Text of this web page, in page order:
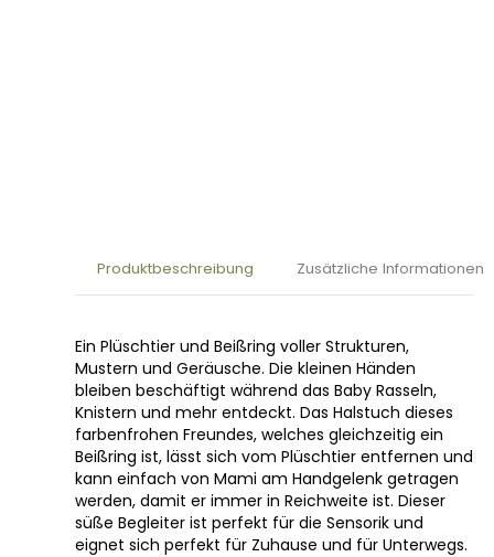
Produktbeschreibung Zusätzliche Informationen
Ein Plüschtier und Beißring voller Strukturen,
Mustern und Geräusche. Die kleinen Händen
bleiben beschäftigt während das Baby Rasseln,
Knistern und mehr entdeckt. Das Halstuch dieses
farbenfrohen Freundes, welches gleichzeitig ein
Beißring ist, lässt sich vom Plüschtier entfernen und
kann einfach von Mami am Handgelenk getragen
werden, damit er immer in Reichweite ist. Dieser
süße Begleiter ist perfekt für die Sensorik und
eignet sich perfekt für Zuhause und für Unterwegs.